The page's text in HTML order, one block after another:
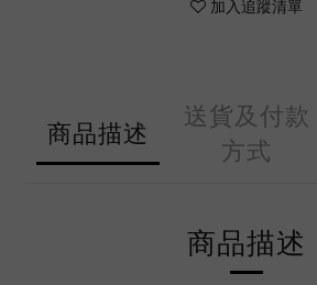
加入追蹤清單
商品描述
送貨及付款
方式
商品描述